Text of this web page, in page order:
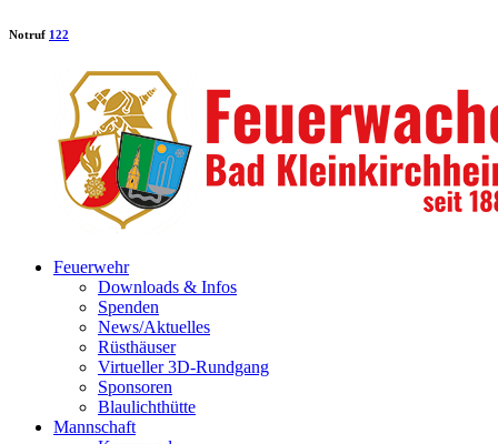
Notruf 122
Feuerwehr
Downloads & Infos
Spenden
News/Aktuelles
Rüsthäuser
Virtueller 3D-Rundgang
Sponsoren
Blaulichthütte
Mannschaft